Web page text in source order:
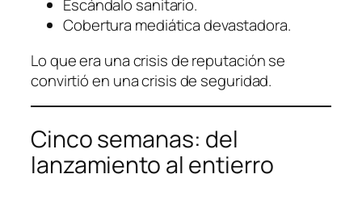
Escándalo sanitario.
Cobertura mediática devastadora.
Lo que era una crisis de reputación se
convirtió en una crisis de seguridad.
Cinco semanas: del
lanzamiento al entierro